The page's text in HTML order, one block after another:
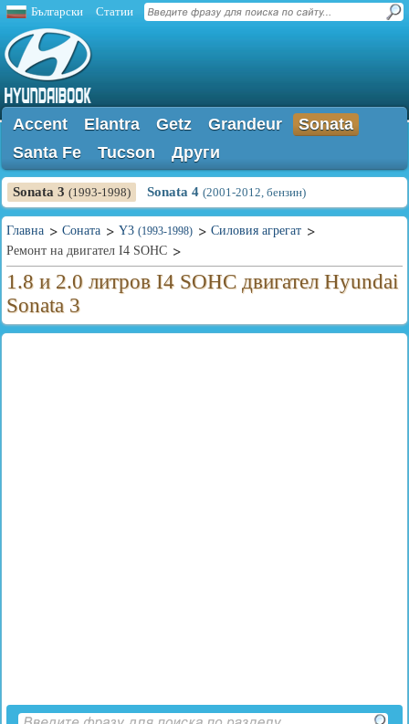
Български Статии
Accent Elantra Getz Grandeur
Sonata
Santa Fe
Tucson Други
Sonata 3 (1993-1998) Sonata 4 (2001-2012, бензин)
Главна Соната Y3 (1993-1998)
Силовия агрегат
Ремонт на двигател I4 SOHC
1.8 и 2.0 литров I4 SOHC двигател Hyundai
Sonata 3